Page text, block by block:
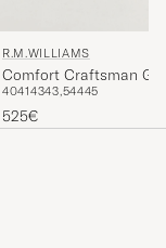
R.M.WILLIAMS
Comfort Craftsman G
Brown
40414343,54445
525€